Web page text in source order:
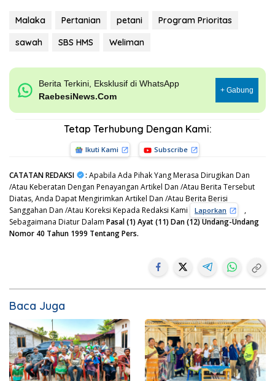
Malaka Pertanian petani
Program Prioritas
sawah
SBS HMS Weliman
Berita Terkini, Eksklusif di WhatsApp
RaebesiNews.Com
+ Gabung
Tetap Terhubung Dengan Kami:
Ikuti Kami Subscribe
CATATAN REDAKSI : Apabila Ada Pihak Yang Merasa Dirugikan Dan
/Atau Keberatan Dengan Penayangan Artikel Dan /Atau Berita Tersebut
Diatas, Anda Dapat Mengirimkan Artikel Dan /Atau Berita Berisi
Sanggahan Dan /Atau Koreksi Kepada Redaksi Kami
Laporkan
,
Sebagaimana Diatur Dalam Pasal (1) Ayat (11) Dan (12) Undang-Undang
Nomor 40 Tahun 1999 Tentang Pers.
Baca Juga